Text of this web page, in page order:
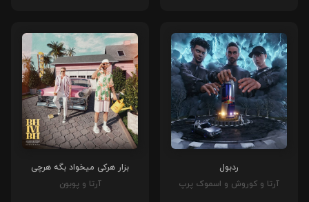
ردبول
آرتا و کوروش و اسموک پرپ
بزار هرکی میخواد بگه هرچی
آرتا و پوبون